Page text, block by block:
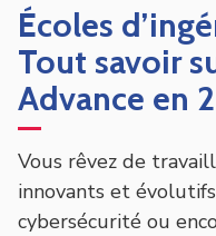
Écoles
Tout savoir
Advance en
Vous rêvez de
innovants et
cybersécurité ou